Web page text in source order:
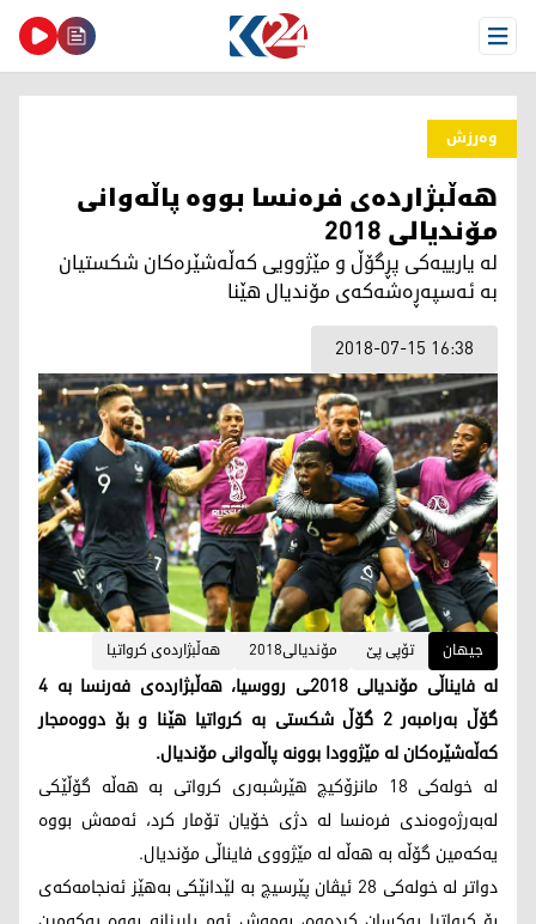
Open Menu
وەرزش
هه‌ڵبژارده‌ی فره‌نسا بووه‌ پاڵه‌وانی
مۆندیالی 2018
له‌ یارییه‌كی پڕگۆڵ و مێژوویی كه‌ڵه‌شێره‌كان شكستیان
به‌ ئه‌سپه‌ڕه‌شه‌كه‌ی مۆندیال هێنا
2018-07-15 16:38
جیهان تۆپی پێ مۆندیالی2018 هه‌ڵبژارده‌ی كرواتیا
له‌ فایناڵی مۆندیالی 2018ـی رووسیا، هه‌ڵبژارده‌ی فه‌رنسا به‌ 4
گۆڵ به‌رامبه‌ر 2 گۆڵ شكستی به‌ كرواتیا هێنا و بۆ دووه‌مجار
كه‌ڵه‌شێره‌كان له‌ مێژوودا بوونه‌ پاڵه‌وانی مۆندیال.
له‌ خوله‌كی 18 مانزۆكیچ هێرشبه‌ری كرواتی به‌ هه‌ڵه‌ گۆڵێكی
له‌به‌رژه‌وه‌ندی فره‌نسا له‌ دژی خۆیان تۆمار كرد، ئه‌مه‌ش بووه‌
یه‌كه‌مین گۆڵه‌ به‌ هه‌ڵه‌ له‌ مێژووی فایناڵی مۆندیال.
دواتر له‌ خوله‌كی 28 ئیڤان پێرسیچ به‌ لێدانێكی به‌هێز ئه‌نجامه‌كه‌ی